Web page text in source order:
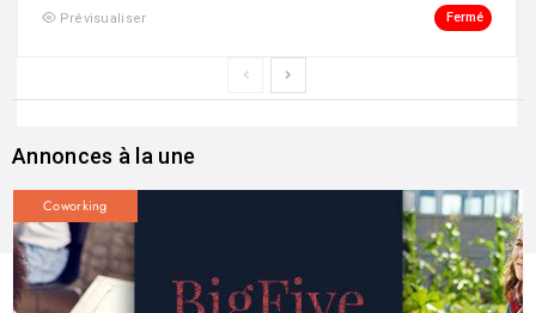
Prévisualiser Fermé
Annonces à la une
Coworking